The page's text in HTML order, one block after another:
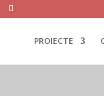
PROIECTE